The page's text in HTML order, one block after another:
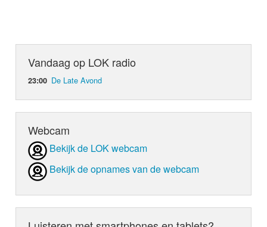
Vandaag op LOK radio
23:00 De Late Avond
Webcam
Bekijk de LOK webcam
Bekijk de opnames van de webcam